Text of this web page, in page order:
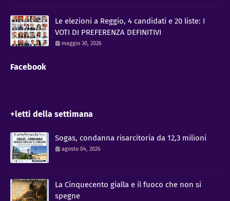
Le elezioni a Reggio, 4 candidati e 20 liste: I
VOTI DI PREFERENZA DEFINITIVI
maggio 30, 2026
Facebook
+letti della settimana
Sogas, condanna risarcitoria da 12,3 milioni
agosto 04, 2026
La Cinquecento gialla e il fuoco che non si
spegne